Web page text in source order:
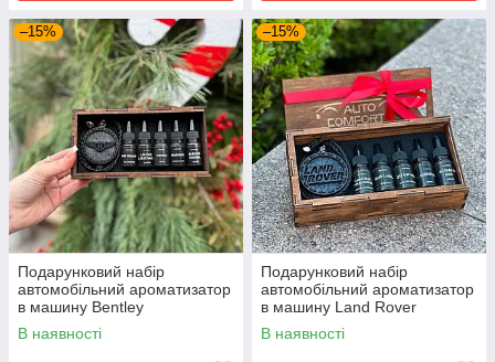
–15%
Подарунковий набір
автомобільний ароматизатор
в машину Bentley
В наявності
–15%
Подарунковий набір
автомобільний ароматизатор
в машину Land Rover
В наявності